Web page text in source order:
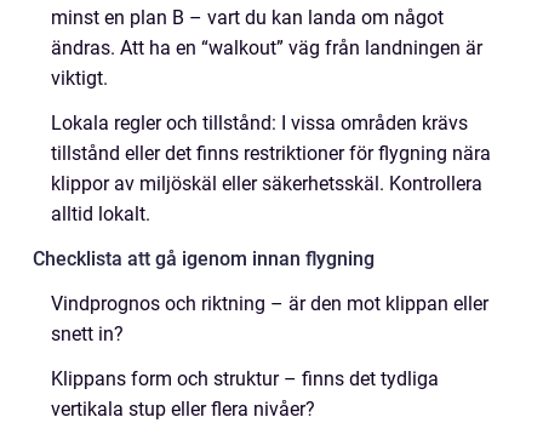
minst en plan B – vart du kan landa om något
ändras. Att ha en “walkout” väg från landningen är
viktigt.
Lokala regler och tillstånd: I vissa områden krävs
tillstånd eller det finns restriktioner för flygning nära
klippor av miljöskäl eller säkerhetsskäl. Kontrollera
alltid lokalt.
Checklista att gå igenom innan flygning
Vindprognos och riktning – är den mot klippan eller
snett in?
Klippans form och struktur – finns det tydliga
vertikala stup eller flera nivåer?